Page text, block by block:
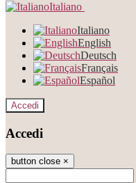
Italiano
Italiano
English
Deutsch
Français
Español
Accedi
Accedi
button close ×